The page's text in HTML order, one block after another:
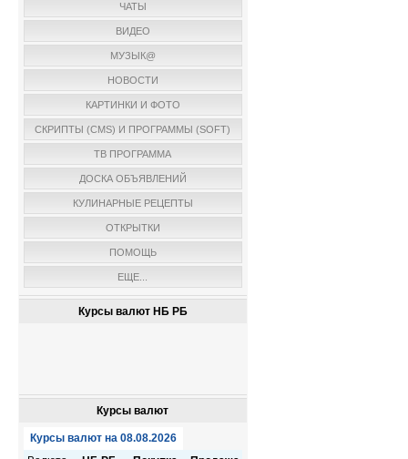
ЧАТЫ
ВИДЕО
МУЗЫК@
НОВОСТИ
КАРТИНКИ И ФОТО
СКРИПТЫ (CMS) И ПРОГРАММЫ (SOFT)
ТВ ПРОГРАММА
ДОСКА ОБЪЯВЛЕНИЙ
КУЛИНАРНЫЕ РЕЦЕПТЫ
ОТКРЫТКИ
ПОМОЩЬ
ЕЩЕ...
Курсы валют НБ РБ
Курсы валют